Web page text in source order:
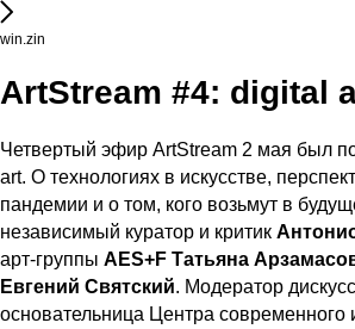
win.zin
ArtStream #4: digital
Четвертый эфир ArtStream 2 мая был
art. О технологиях в искусстве,
пандемии и о том, кого возьмут в
независимый куратор и критик
арт-группы AES+F Татьяна
Евгений Святский. Модератор
основательница Центра современного